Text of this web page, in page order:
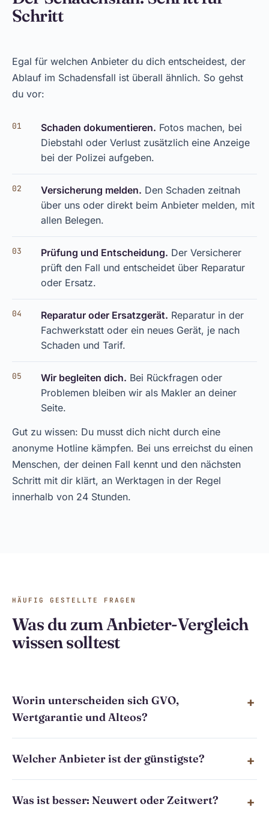
Schritt
Egal für welchen Anbieter du dich entscheidest, der
Ablauf im Schadensfall ist überall ähnlich. So gehst
du vor:
Schaden dokumentieren. Fotos machen, bei
Diebstahl oder Verlust zusätzlich eine Anzeige
bei der Polizei aufgeben.
Versicherung melden. Den Schaden zeitnah
über uns oder direkt beim Anbieter melden, mit
allen Belegen.
Prüfung und Entscheidung. Der Versicherer
prüft den Fall und entscheidet über Reparatur
oder Ersatz.
Reparatur oder Ersatzgerät. Reparatur in der
Fachwerkstatt oder ein neues Gerät, je nach
Schaden und Tarif.
Wir begleiten dich. Bei Rückfragen oder
Problemen bleiben wir als Makler an deiner
Seite.
Gut zu wissen: Du musst dich nicht durch eine
anonyme Hotline kämpfen. Bei uns erreichst du einen
Menschen, der deinen Fall kennt und den nächsten
Schritt mit dir klärt, an Werktagen in der Regel
innerhalb von 24 Stunden.
HÄUFIG GESTELLTE FRAGEN
Was du zum Anbieter-Vergleich
wissen solltest
Worin unterscheiden sich GVO,
Wertgarantie und Alteos?
Welcher Anbieter ist der günstigste?
Was ist besser: Neuwert oder Zeitwert?